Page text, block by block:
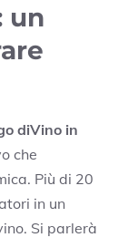
un
diVino in
che
Più di 20
in un
Si parlerà